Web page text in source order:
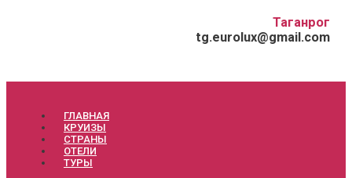
Таганрог
tg.eurolux@gmail.com
ГЛАВНАЯ
КРУИЗЫ
СТРАНЫ
ОТЕЛИ
ТУРЫ